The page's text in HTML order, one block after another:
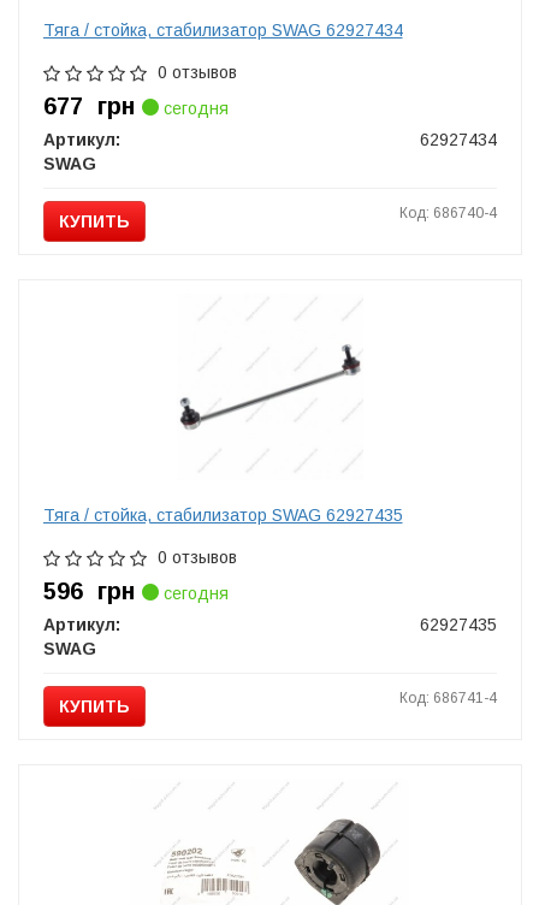
Тяга / стойка, стабилизатор SWAG 62927434
0 отзывов
677 грн
сегодня
Артикул:
62927434
SWAG
КУПИТЬ Код: 686740-4
Тяга / стойка, стабилизатор SWAG 62927435
0 отзывов
596 грн
сегодня
Артикул:
62927435
SWAG
КУПИТЬ Код: 686741-4